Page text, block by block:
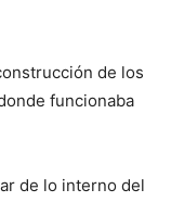
de los
funcionaba
de lo interno del